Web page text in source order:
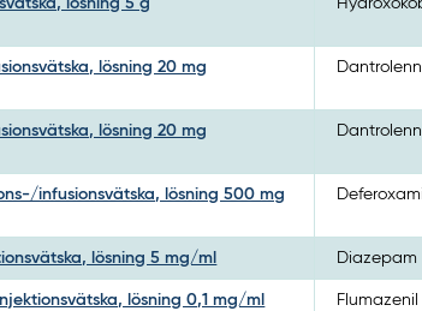
lösning 5 g
lösning 20 mg
lösning 20 mg
infusionsvätska, lösning 500 mg
lösning 5 mg/ml Diazepam
lösning 0,1 mg/ml Flumazenil